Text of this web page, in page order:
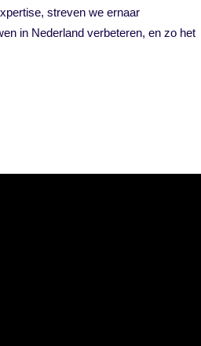
streven we ernaar
in Nederland verbeteren, en zo het